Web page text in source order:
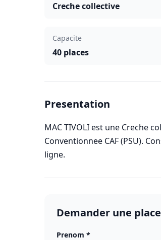
Creche collective
Capacite
40 places
Presentation
MAC TIVOLI est une Creche
Conventionnee CAF (PSU).
ligne.
Demander une
Prenom *